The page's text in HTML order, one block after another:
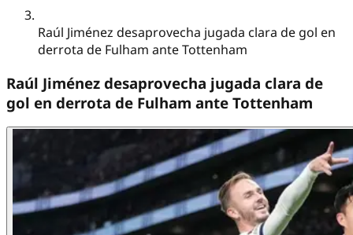
Raúl Jiménez desaprovecha jugada clara de gol en
derrota de Fulham ante Tottenham
Raúl Jiménez desaprovecha jugada clara de
gol en derrota de Fulham ante Tottenham